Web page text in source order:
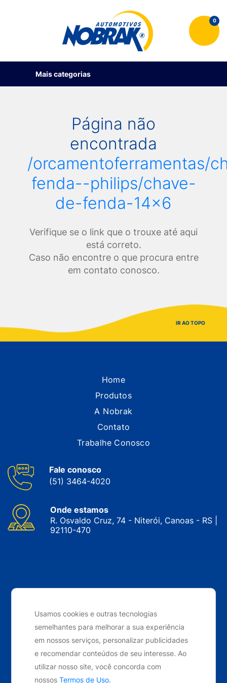
Usamos cookies e outras tecnologias
semelhantes para melhorar a sua experiência
em nossos serviços, personalizar publicidades
e recomendar conteúdos de seu interesse. Ao
utilizar nosso site, você concorda com
nossosTermos de Uso.
0
Mais categorias
Página não
encontrada
/orcamentoferramentas/
fenda--philips/chave-
de-fenda-14x6
Verifique se o link que o trouxe até aqui
está correto.
Caso não encontre o que procura entre
em contato conosco.
IR AO TOPO
Home
Produtos
A Nobrak
Contato
Trabalhe Conosco
Fale conosco
(51) 3464-4020
Onde estamos
R. Osvaldo Cruz, 74 - Niterói, Canoas - RS |
92110-470
reservados. 2024
Desenvolvido por Elo Ideias